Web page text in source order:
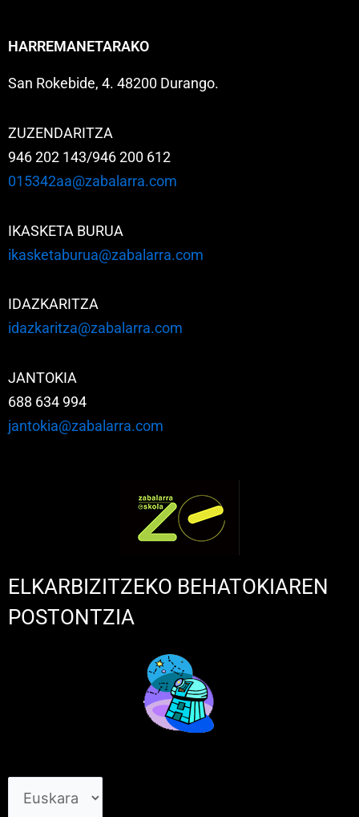
HARREMANETARAKO
San Rokebide, 4. 48200 Durango.
ZUZENDARITZA
946 202 143/946 200 612
015342aa@zabalarra.com
IKASKETA BURUA
ikasketaburua@zabalarra.com
IDAZKARITZA
idazkaritza@zabalarra.com
JANTOKIA
688 634 994
jantokia@zabalarra.com
ELKARBIZITZEKO BEHATOKIAREN
POSTONTZIA
Aukeratu